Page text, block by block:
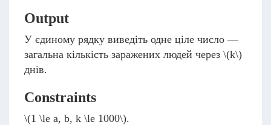
Output
У єдиному рядку виведіть одне ціле число —
загальна кількість заражених людей через \(k\)
днів.
Constraints
\(1 \le a, b, k \le 1000\).